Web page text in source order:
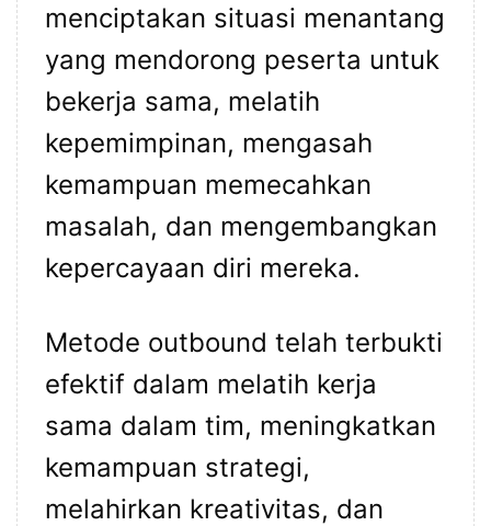
menciptakan situasi menantang
yang mendorong peserta untuk
bekerja sama, melatih
kepemimpinan, mengasah
kemampuan memecahkan
masalah, dan mengembangkan
kepercayaan diri mereka.
Metode outbound telah terbukti
efektif dalam melatih kerja
sama dalam tim, meningkatkan
kemampuan strategi,
melahirkan kreativitas, dan